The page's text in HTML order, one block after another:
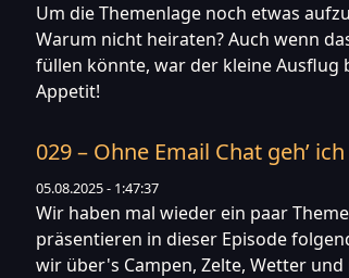
Um die Themenlage noch etwas
Warum nicht heiraten? Auch wenn
füllen könnte, war der kleine Ausflug
Appetit!
029 – Ohne Email Chat geh’
05.08.2025 - 1:47:37
Wir haben mal wieder ein paar
präsentieren in dieser Episode
wir über's Campen, Zelte, Wetter